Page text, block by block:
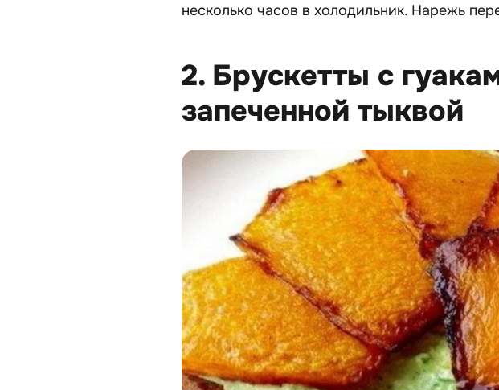
несколько часов в холодильник. Нарежь
2. Брускетты с
запеченной тыквой